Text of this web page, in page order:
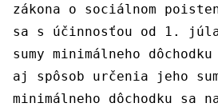
zákona o sociálnom
sa s účinnosťou od 1. júla
sumy minimálneho
aj spôsob určenia jeho
minimálneho dôchodku sa